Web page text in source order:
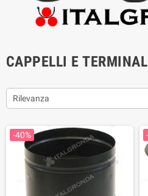
CAPPELLI E
Rilevanza
-40%